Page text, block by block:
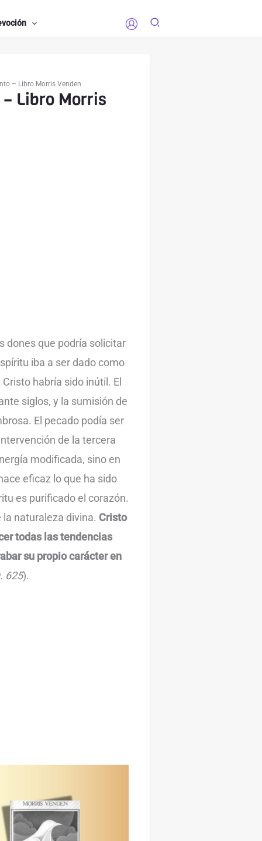
– Libro Morris Venden
Libro Morris
dones que podría solicitar
iba a ser dado como
habría sido inútil. El
siglos, y la sumisión de
El pecado podía ser
de la tercera
modificada, sino en
eficaz lo que ha sido
es purificado el corazón.
naturaleza divina. Cristo
todas las tendencias
su propio carácter en
625).